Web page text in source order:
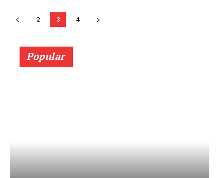
2 3 4
Popular